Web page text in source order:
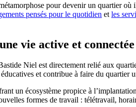
pour devenir un quartier où
pensés pour le quotidien etles
vie active et connectée
Niel est directement relié aux
et contribue à faire du quartier
un écosystème propice à
formes de travail : télétravail,